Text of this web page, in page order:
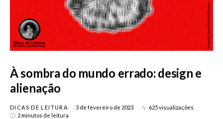
À sombra do mundo errado: design e
alienação
DICAS DE LEITURA 3 de fevereiro de 2023
625 visualizações
2 minutos de leitura